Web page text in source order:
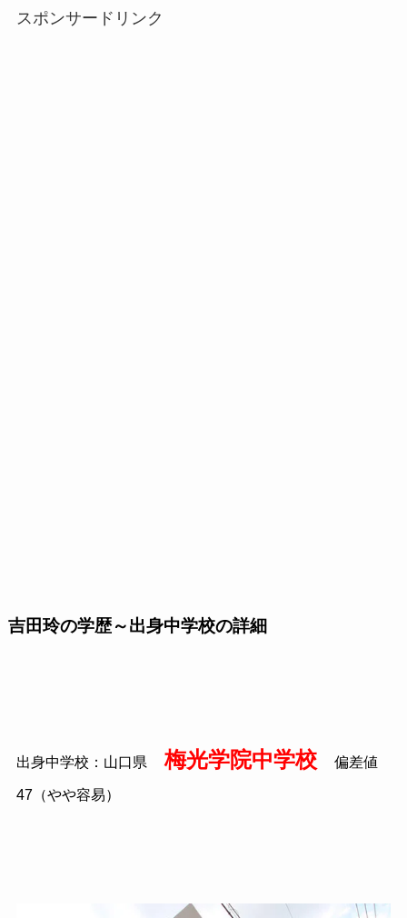
スポンサードリンク
吉田玲の学歴～出身中学校の詳細
出身中学校：山口県 梅光学院中学校 偏差値
47（やや容易）